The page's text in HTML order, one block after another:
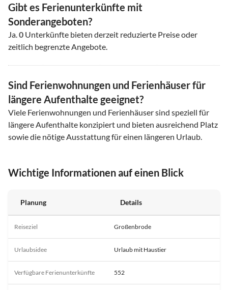
Gibt es Ferienunterkünfte mit
Sonderangeboten?
Ja.0 Unterkünfte bieten derzeit reduzierte Preise oder
zeitlich begrenzte Angebote.
Sind Ferienwohnungen und Ferienhäuser für
längere Aufenthalte geeignet?
Viele Ferienwohnungen und Ferienhäuser sind speziell für
längere Aufenthalte konzipiert und bieten ausreichend Platz
sowie die nötige Ausstattung für einen längeren Urlaub.
Wichtige Informationen auf einen Blick
Planung Details
Reiseziel Großenbrode
Urlaubsidee Urlaub mit Haustier
Verfügbare Ferienunterkünfte 552